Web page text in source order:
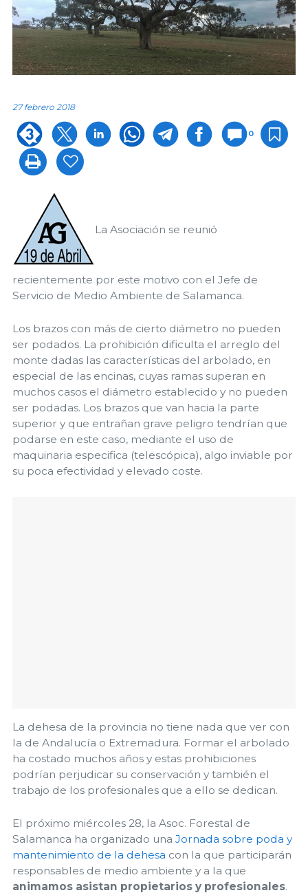
27 febrero 2018
0
La Asociación se reunió
recientemente por este motivo con el Jefe de
Servicio de Medio Ambiente de Salamanca.
Los brazos con más de cierto diámetro no pueden
ser podados. La prohibición dificulta el arreglo del
monte dadas las características del arbolado, en
especial de las encinas, cuyas ramas superan en
muchos casos el diámetro establecido y no pueden
ser podadas. Los brazos que van hacia la parte
superior y que entrañan grave peligro tendrían que
podarse en este caso, mediante el uso de
maquinaria especifica (telescópica), algo inviable por
su poca efectividad y elevado coste.
La dehesa de la provincia no tiene nada que ver con
la de Andalucía o Extremadura. Formar el arbolado
ha costado muchos años y estas prohibiciones
podrían perjudicar su conservación y también el
trabajo de los profesionales que a ello se dedican.
El próximo miércoles 28, la Asoc. Forestal de
Salamanca ha organizado una Jornada sobre poda y
mantenimiento de la dehesa con la que participarán
responsables de medio ambiente y a la que
animamos asistan propietarios y profesionales.